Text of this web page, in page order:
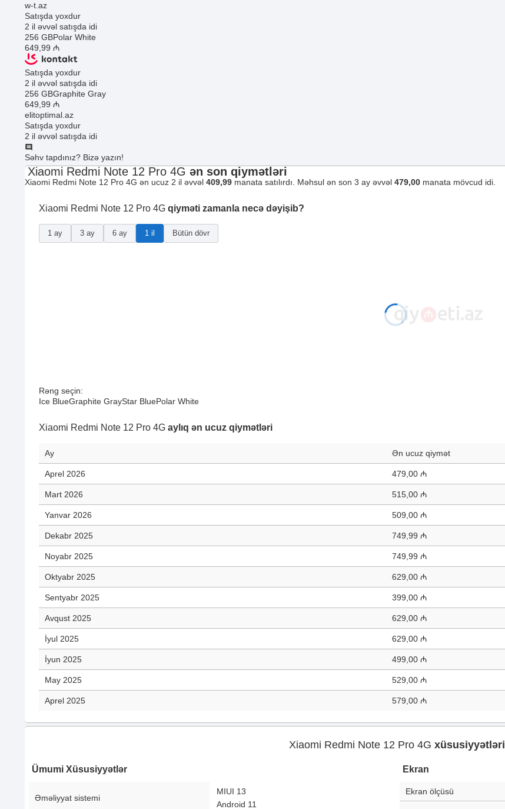
w-t.az
Satışda yoxdur
2 il əvvəl satışda idi
256 GBPolar White
649 ,99 ₼
Satışda yoxdur
2 il əvvəl satışda idi
256 GBGraphite Gray
649 ,99 ₼
elitoptimal.az
Satışda yoxdur
2 il əvvəl satışda idi
Səhv tapdınız? Bizə yazın!
Xiaomi Redmi Note 12 Pro 4G ən son qiymətləri
Xiaomi Redmi Note 12 Pro 4G ən ucuz 2 il əvvəl 409,99 manata satılırdı. Məhsul ən son 3 ay əvvəl 479,00 manata mövcud idi.
Xiaomi Redmi Note 12 Pro 4G qiyməti zamanla necə dəyişib?
1 ay 3 ay 6 ay 1 il Bütün dövr
Rəng seçin:
Ice BlueGraphite GrayStar BluePolar White
Xiaomi Redmi Note 12 Pro 4G aylıq ən ucuz qiymətləri
Ay Ən ucuz qiymət
Aprel 2026 479,00 ₼
Mart 2026 515,00 ₼
Yanvar 2026 509,00 ₼
Dekabr 2025 749,99 ₼
Noyabr 2025 749,99 ₼
Oktyabr 2025 629,00 ₼
Sentyabr 2025 399,00 ₼
Avqust 2025 629,00 ₼
İyul 2025 629,00 ₼
İyun 2025 499,00 ₼
May 2025 529,00 ₼
Aprel 2025 579,00 ₼
Xiaomi Redmi Note 12 Pro 4G xüsusiyyətləri
Ümumi Xüsusiyyətlər
Əməliyyat sistemi
MIUI 13
Android 11
Ekran
Ekran ölçüsü